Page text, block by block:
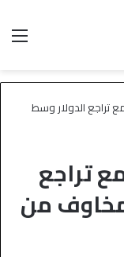
تراجع الدولار وسط
تراجع
من